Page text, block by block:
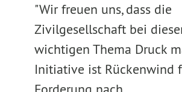
"Wir freuen uns, dass die
Zivilgesellschaft bei
wichtigen Thema Druck
Initiative ist Rückenwind